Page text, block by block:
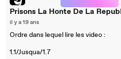
Prisons La Honte De La
il y a 19 ans
Ordre dans lequel lire les video :
1.1/Jusqua/1.7